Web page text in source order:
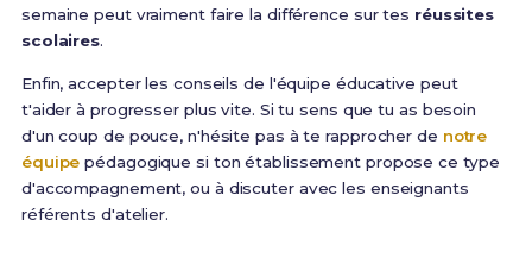
semaine peut vraiment faire la différence sur tes réussites
scolaires.
Enfin, accepter les conseils de l'équipe éducative peut
t'aider à progresser plus vite. Si tu sens que tu as besoin
d'un coup de pouce, n'hésite pas à te rapprocher de notre
équipe pédagogique si ton établissement propose ce type
d'accompagnement, ou à discuter avec les enseignants
référents d'atelier.